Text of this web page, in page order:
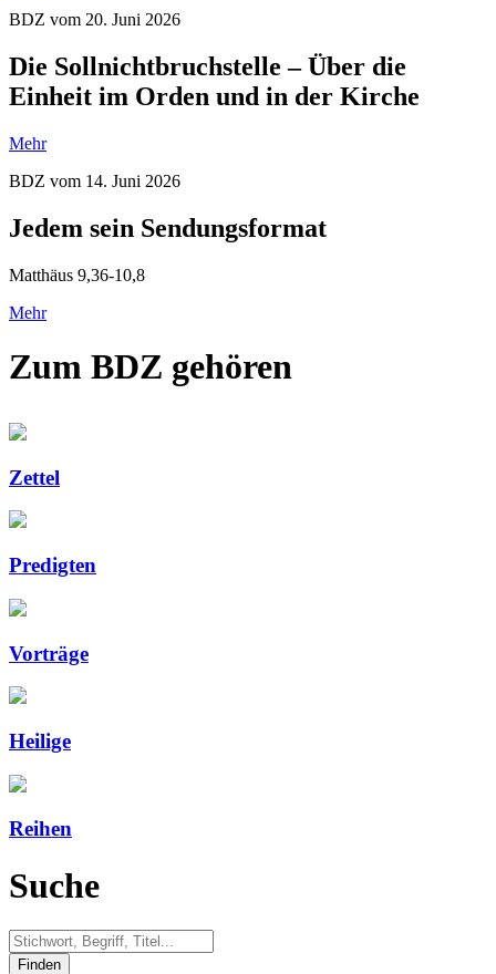
BDZ vom 20. Juni 2026
Die Sollnichtbruchstelle – Über die
Einheit im Orden und in der Kirche
Mehr
BDZ vom 14. Juni 2026
Jedem sein Sendungsformat
Matthäus 9,36-10,8
Mehr
Zum BDZ gehören
Zettel
Predigten
Vorträge
Heilige
Reihen
Suche
Finden